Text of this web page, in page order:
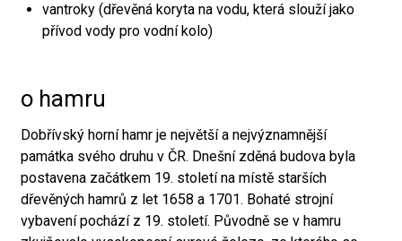
vantroky (dřevěná koryta na vodu, která slouží jako
přívod vody pro vodní kolo)
o hamru
Dobřívský horní hamr je největší a nejvýznamnější
památka svého druhu v ČR. Dnešní zděná budova byla
postavena začátkem 19. století na místě starších
dřevěných hamrů z let 1658 a 1701. Bohaté strojní
vybavení pochází z 19. století. Původně se v hamru